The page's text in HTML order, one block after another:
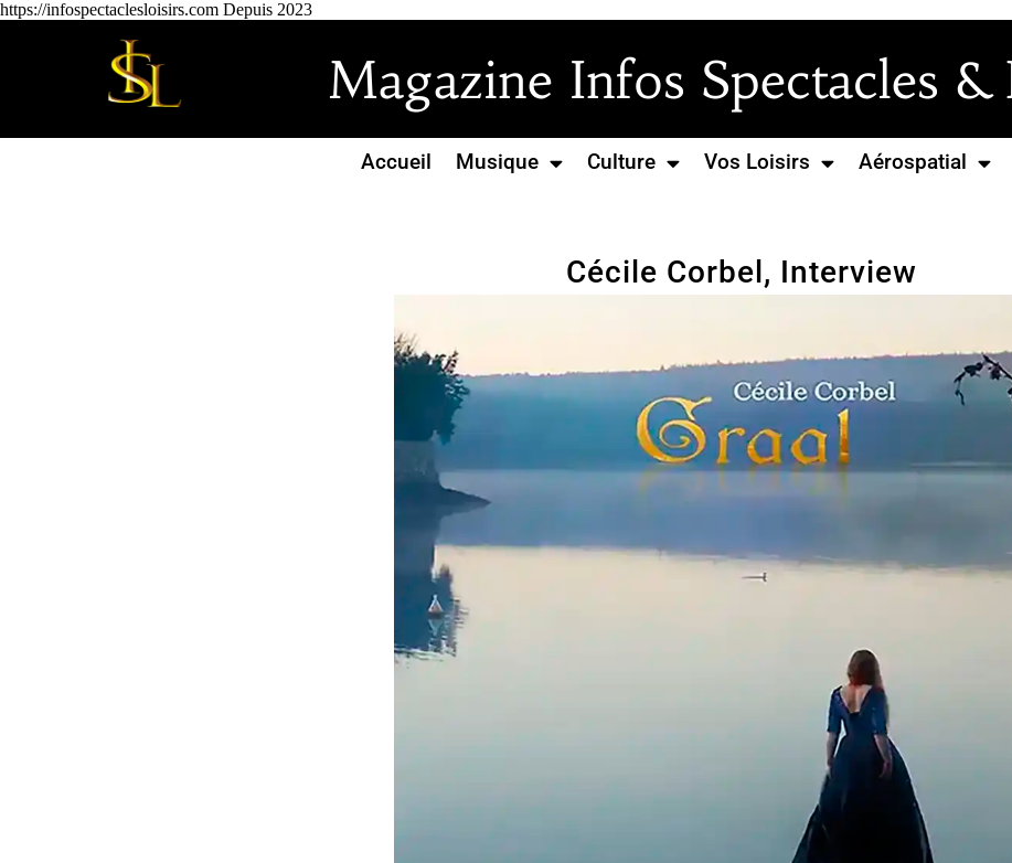
https://infospectaclesloisirs.com Depuis 2023
Magazine Infos Spectacles &
Accueil Musique Culture Vos Loisirs Aérospatial
Cécile Corbel, Interview